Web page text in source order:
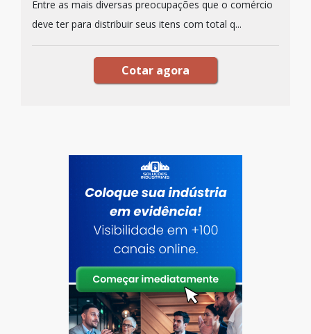
Entre as mais diversas preocupações que o comércio
deve ter para distribuir seus itens com total q...
Cotar agora